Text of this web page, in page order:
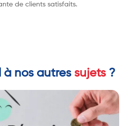
de clients satisfaits.
nos autres sujets ?